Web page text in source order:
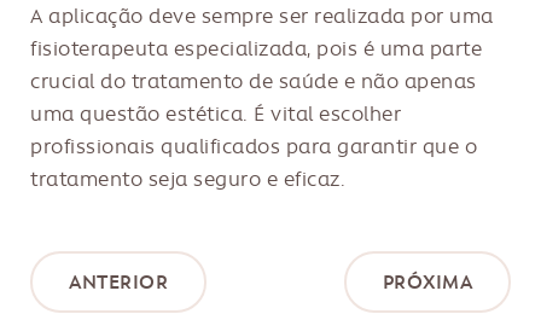
A aplicação deve sempre ser realizada por uma
fisioterapeuta especializada, pois é uma parte
crucial do tratamento de saúde e não apenas
uma questão estética. É vital escolher
profissionais qualificados para garantir que o
tratamento seja seguro e eficaz.
ANTERIOR PRÓXIMA